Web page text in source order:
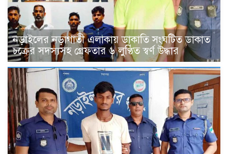
নড়াইলের নড়াগাতী এলাকায় ডাকাতি সংঘটিত ডাকাত
চক্রের সদস্যসহ গ্রেফতার ৬ লুণ্ঠিত স্বর্ণ উদ্ধার